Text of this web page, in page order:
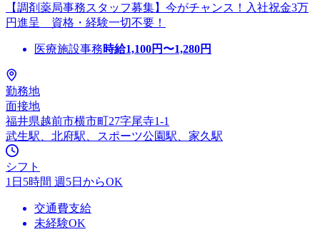
【調剤薬局事務スタッフ募集】今がチャンス！入社祝金3万
円進呈 資格・経験一切不要！
医療施設事務時給1,100円〜1,280円
勤務地
面接地
福井県越前市横市町27字尾寺1-1
武生駅、北府駅、スポーツ公園駅、家久駅
シフト
1日5時間 週5日からOK
交通費支給
未経験OK